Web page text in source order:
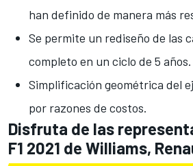
han definido de manera más
Se permite un rediseño de las
completo en un ciclo de 5 años.
Simplificación geométrica del
por razones de costos.
Disfruta de las
F1 2021 de Williams,